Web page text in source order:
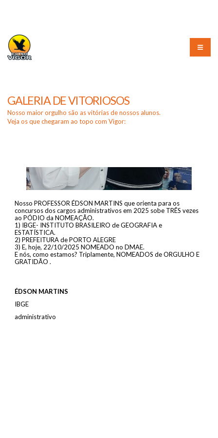
GALERIA DE VITORIOSOS
Nosso maior orgulho são as vitórias de nossos alunos.
Veja os que chegaram ao topo com Vigor:
Nosso PROFESSOR ÉDSON MARTINS que orienta para os
concursos dos cargos administrativos em 2025 sobe TRÊS vezes
ao PÓDIO da NOMEAÇÃO.
1) IBGE- INSTITUTO BRASILEIRO de GEOGRAFIA e
ESTATÍSTICA.
2) PREFEITURA de PORTO ALEGRE
3) E, hoje, 22/10/2025 NOMEADO no DMAE.
E nós, como estamos? Triplamente, NOMEADOS de ORGULHO E
GRATIDÃO .
ÉDSON MARTINS
IBGE
administrativo